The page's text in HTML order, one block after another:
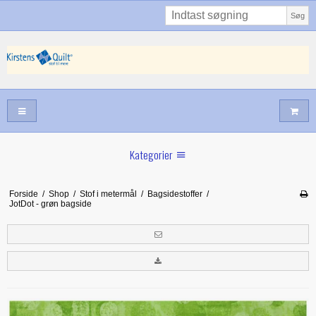
Søg
Kategorier
Juni nyt
Tilbud
Forside / Shop / Stof i metermål / Bagsidestoffer /
JotDot - grøn bagside